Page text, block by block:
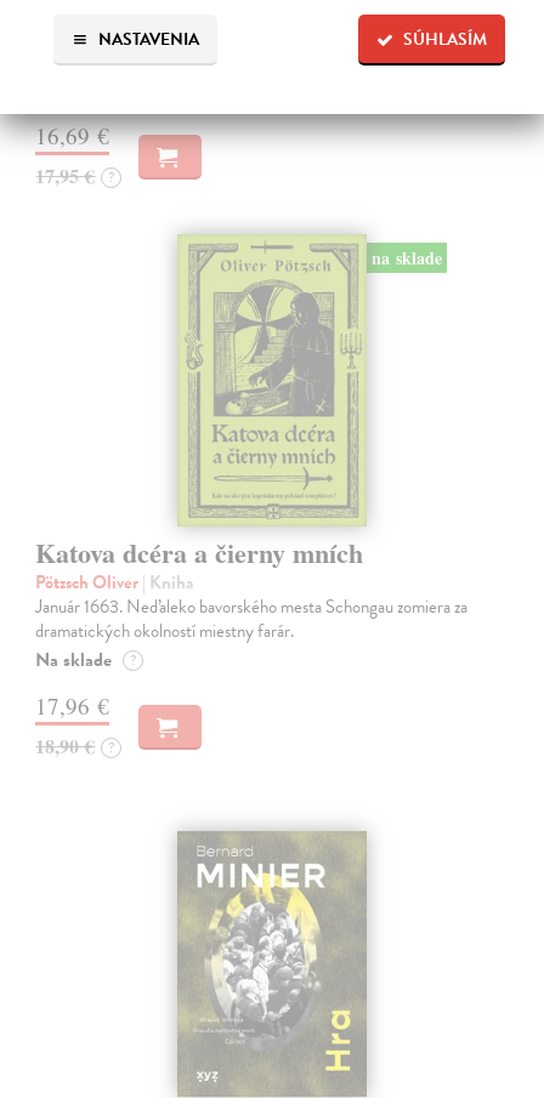
SÚHLASÍM
NASTAVENIA
Mŕtve dievča v aute uprostred sídliska. Verdikt doktora Lengyela je
jednoznačný - mladá, zdravá, pekná, len trochu mŕtva.
16,69 €
17,95 € ?
na sklade
Katova dcéra a čierny mních
Pötzsch Oliver| Kniha
Január 1663. Neďaleko bavorského mesta Schongau zomiera za
dramatických okolností miestny farár.
Na sklade ?
17,96 €
18,90 € ?